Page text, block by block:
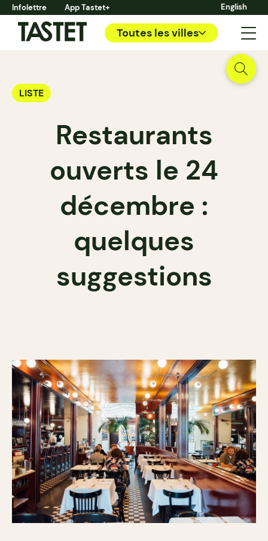
Infolettre App Tastet+ English
Toutes les villes
LISTE
Restaurants
ouverts le 24
décembre :
quelques
suggestions